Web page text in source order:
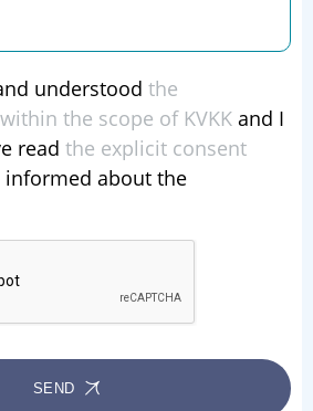
understood the
the scope of KVKK and I
read the explicit consent
informed about the
SEND